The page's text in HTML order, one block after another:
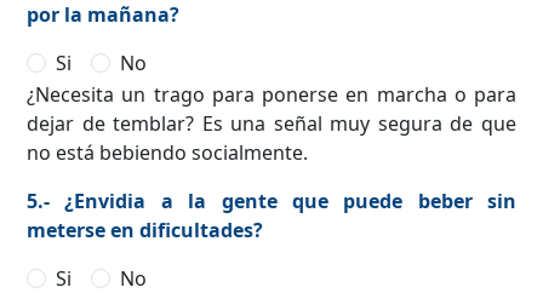
por la mañana?
Si
No
¿Necesita un trago para ponerse en marcha o para
dejar de temblar? Es una señal muy segura de que
no está bebiendo socialmente.
5.- ¿Envidia a la gente que puede beber sin
meterse en dificultades?
Si
No